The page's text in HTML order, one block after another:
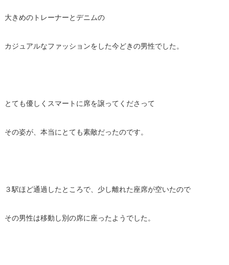
大きめのトレーナーとデニムの
カジュアルなファッションをした今どきの男性でした。
とても優しくスマートに席を譲ってくださって
その姿が、本当にとても素敵だったのです。
３駅ほど通過したところで、少し離れた座席が空いたので
その男性は移動し別の席に座ったようでした。